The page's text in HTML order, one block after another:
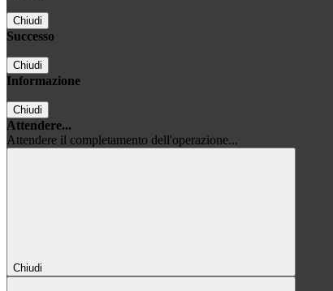
Chiudi
Successo
Chiudi
Informazione
Chiudi
Attendere...
Attendere il completamento dell'operazione...
Chiudi